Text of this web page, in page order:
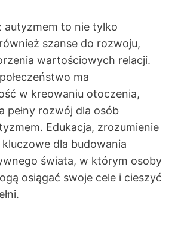
autyzmem to nie tylko
szanse do rozwoju,
wartościowych relacji.
ma
w kreowaniu otoczenia,
pełny rozwój dla osób
Edukacja, zrozumienie
dla budowania
świata, w którym osoby
osiągać swoje cele i cieszyć